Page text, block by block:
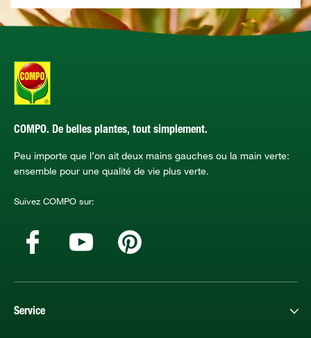
COMPO. De belles plantes, tout simplement.
Peu importe que l’on ait deux mains gauches ou la main verte:
ensemble pour une qualité de vie plus verte.
Suivez COMPO sur:
Service